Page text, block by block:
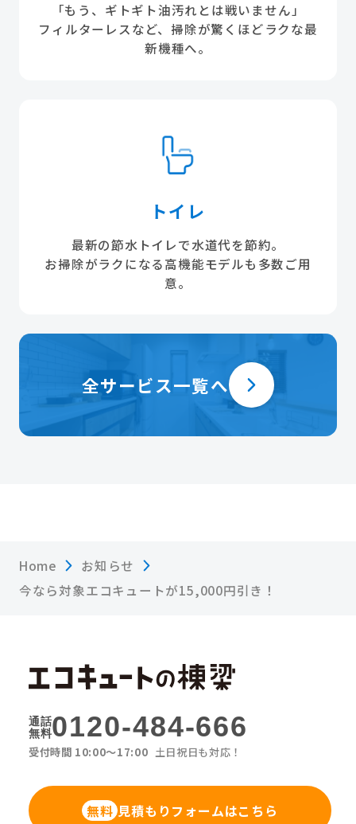
「もう、ギトギト油汚れとは戦いません」
フィルターレスなど、掃除が驚くほどラクな最
新機種へ。
トイレ
最新の節水トイレで水道代を節約。
お掃除がラクになる高機能モデルも多数ご用
意。
全サービス一覧へ
Home
お知らせ
今なら対象エコキュートが15,000円引き！
通話
無料0120-484-666
受付時間 10:00〜17:00 土日祝日も対応！
無料 見積もりフォームはこちら